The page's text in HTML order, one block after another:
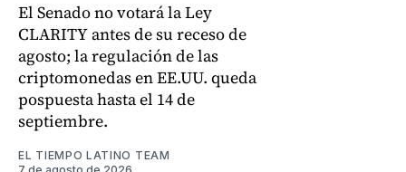
El Senado no votará la Ley
CLARITY antes de su receso de
agosto; la regulación de las
criptomonedas en EE.UU. queda
pospuesta hasta el 14 de
septiembre.
EL TIEMPO LATINO TEAM